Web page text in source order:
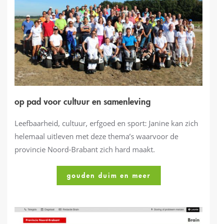
op pad voor cultuur en samenleving
Leefbaarheid, cultuur, erfgoed en sport: Janine kan zich
helemaal uitleven met deze thema’s waarvoor de
provincie Noord-Brabant zich hard maakt.
gouden duim en meer